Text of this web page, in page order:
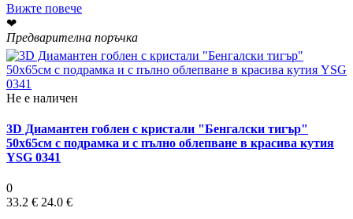
Вижте повече
❤
Предварителна поръчка
Не е наличен
3D Диамантен гоблен с кристали "Бенгалски тигър"
50х65см с подрамка и с пълно облепване в красива кутия
YSG 0341
0
33.2 € 24.0 €